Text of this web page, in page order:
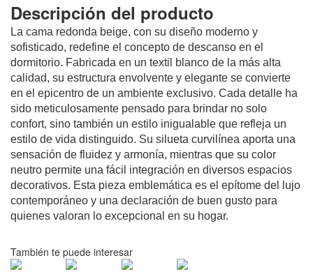
Descripción del producto
La cama redonda beige, con su diseño moderno y
sofisticado, redefine el concepto de descanso en el
dormitorio. Fabricada en un textil blanco de la más alta
calidad, su estructura envolvente y elegante se convierte
en el epicentro de un ambiente exclusivo. Cada detalle ha
sido meticulosamente pensado para brindar no solo
confort, sino también un estilo inigualable que refleja un
estilo de vida distinguido. Su silueta curvilínea aporta una
sensación de fluidez y armonía, mientras que su color
neutro permite una fácil integración en diversos espacios
decorativos. Esta pieza emblemática es el epítome del lujo
contemporáneo y una declaración de buen gusto para
quienes valoran lo excepcional en su hogar.
También te puede interesar